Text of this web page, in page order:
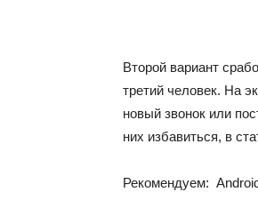
Второй вариант
третий человек. На
новый звонок или
них избавиться, в
Рекомендуем: